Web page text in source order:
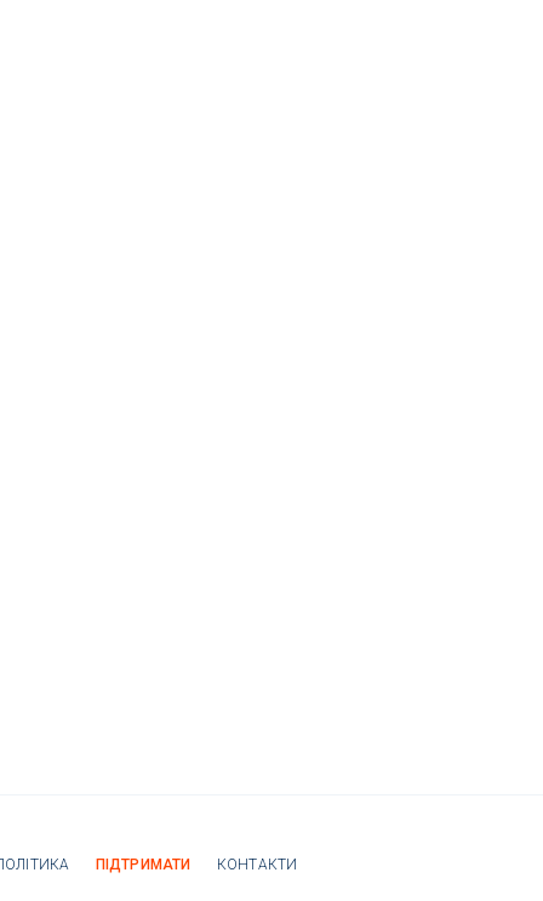
ПІДТРИМАТИ КОНТАКТИ